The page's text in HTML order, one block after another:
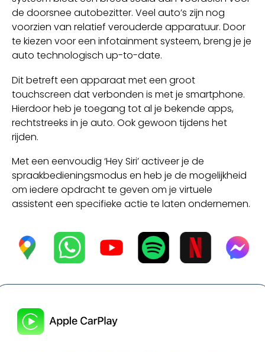
de doorsnee autobezitter. Veel auto’s zijn nog
voorzien van relatief verouderde apparatuur. Door
te kiezen voor een infotainment systeem, breng je je
auto technologisch up-to-date.
Dit betreft een apparaat met een groot
touchscreen dat verbonden is met je smartphone.
Hierdoor heb je toegang tot al je bekende apps,
rechtstreeks in je auto. Ook gewoon tijdens het
rijden.
Met een eenvoudig ‘Hey Siri’ activeer je de
spraakbedieningsmodus en heb je de mogelijkheid
om iedere opdracht te geven om je virtuele
assistent een specifieke actie te laten ondernemen.